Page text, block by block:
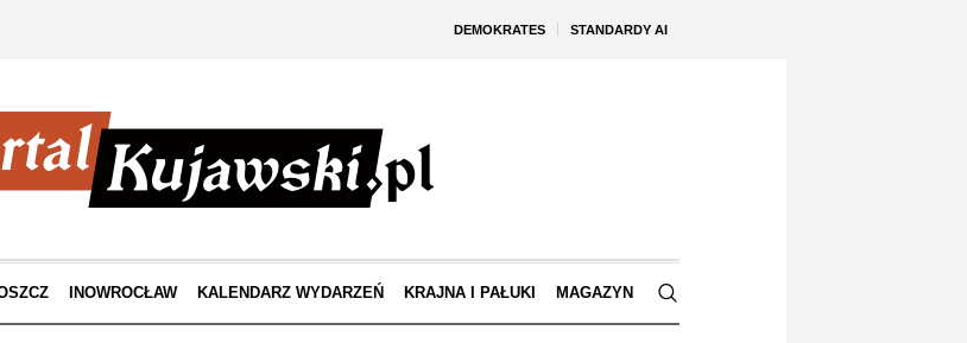
DEMOKRATES STANDARDY AI
INOWROCŁAW KALENDARZ WYDARZEŃ KRAJNA I PAŁUKI MAGAZYN